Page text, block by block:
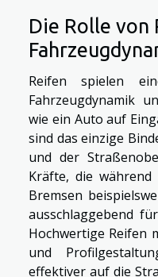
Die Rolle von
Reifen spielen
Fahrzeugdynamik
wie ein Auto auf
sind das einzige
und der
Kräfte, die
Bremsen
ausschlaggebend
Hochwertige Reifen
und
effektiver auf die